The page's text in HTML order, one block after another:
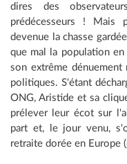
dires des
prédécesseurs !
devenue la chasse
que mal la population
son extrême dénuement
politiques. S'étant
ONG, Aristide et sa
prélever leur écot sur
part et, le jour venu,
retraite dorée en Europe (